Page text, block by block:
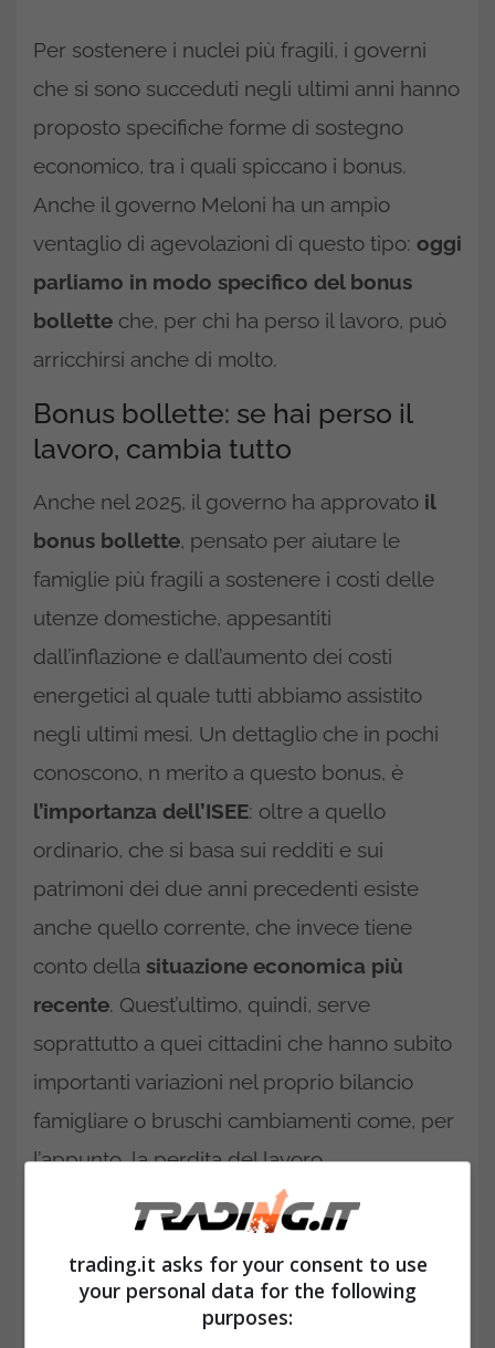
Per sostenere i nuclei più fragili, i governi
che si sono succeduti negli ultimi anni hanno
proposto specifiche forme di sostegno
economico, tra i quali spiccano i bonus.
Anche il governo Meloni ha un ampio
ventaglio di agevolazioni di questo tipo: oggi
parliamo in modo specifico del bonus
bollette che, per chi ha perso il lavoro, può
arricchirsi anche di molto.
Bonus bollette: se hai perso il
lavoro, cambia tutto
Anche nel 2025, il governo ha approvato il
bonus bollette, pensato per aiutare le
famiglie più fragili a sostenere i costi delle
utenze domestiche, appesantiti
dall’inflazione e dall’aumento dei costi
energetici al quale tutti abbiamo assistito
negli ultimi mesi. Un dettaglio che in pochi
conoscono, n merito a questo bonus, è
l’importanza dell’ISEE: oltre a quello
ordinario, che si basa sui redditi e sui
patrimoni dei due anni precedenti esiste
anche quello corrente, che invece tiene
conto della situazione economica più
recente. Quest’ultimo, quindi, serve
soprattutto a quei cittadini che hanno subito
importanti variazioni nel proprio bilancio
famigliare o bruschi cambiamenti come, per
l’appunto, la perdita del lavoro.
trading.it asks for your consent to use
your personal data for the following
purposes: